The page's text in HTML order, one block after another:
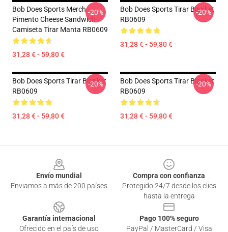
Bob Does Sports Merch
Pimento Cheese Sandwich
Camiseta Tirar Manta RB0609
31,28 € - 59,80 €
-20%
Bob Does Sports Tirar Blanket
RB0609
31,28 € - 59,80 €
-20%
Bob Does Sports Tirar Blanket
RB0609
31,28 € - 59,80 €
-20%
Bob Does Sports Tirar Blanket
RB0609
31,28 € - 59,80 €
-20%
Envío mundial
Enviamos a más de 200 países
Compra con confianza
Protegido 24/7 desde los clics
hasta la entrega
Garantía internacional
Ofrecido en el país de uso
Pago 100% seguro
PayPal / MasterCard / Visa